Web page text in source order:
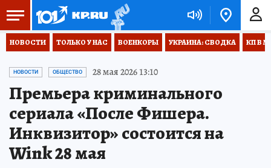
НОВОСТИ ТОЛЬКО У НАС ВОЕНКОРЫ УКРАИНА: СВОДКА КП В
НОВОСТИ ОБЩЕСТВО 28 мая 2026 13:10
Премьера криминального
сериала «После Фишера.
Инквизитор» состоится на
Wink 28 мая